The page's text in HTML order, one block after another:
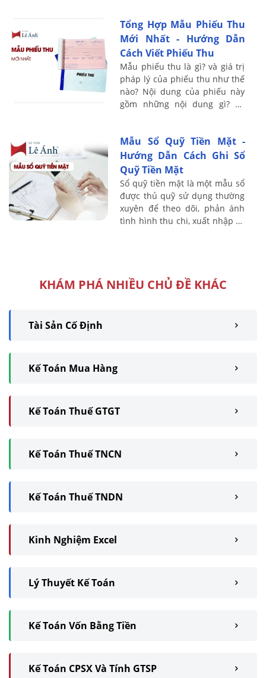
hàng hóa, vật ...
Tổng Hợp Mẫu Phiếu Thu
Mới Nhất - Hướng Dẫn
Cách Viết Phiếu Thu
Mẫu phiếu thu là gì? và giá trị
pháp lý của phiếu thu như thế
nào? Nội dung của phiếu này
gồm những nội dung gì? Và
nghiệp của ...
Mẫu Sổ Quỹ Tiền Mặt -
Hướng Dẫn Cách Ghi Sổ
Quỹ Tiền Mặt
Sổ quỹ tiền mặt là một mẫu sổ
được thủ quỹ sử dụng thường
xuyên để theo dõi, phản ánh
tình hình thu chi, xuất nhập và
KHÁM PHÁ NHIỀU CHỦ ĐỀ KHÁC
Tài Sản Cố Định
Kế Toán Mua Hàng
Kế Toán Thuế GTGT
Kế Toán Thuế TNCN
Kế Toán Thuế TNDN
Kinh Nghiệm Excel
Lý Thuyết Kế Toán
Kế Toán Vốn Bằng Tiền
Kế Toán CPSX Và Tính GTSP